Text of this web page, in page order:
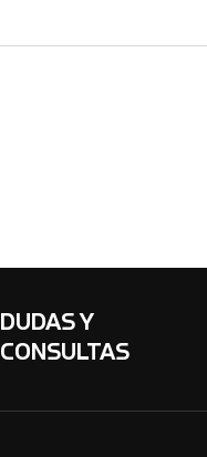
DUDAS Y
CONSULTAS